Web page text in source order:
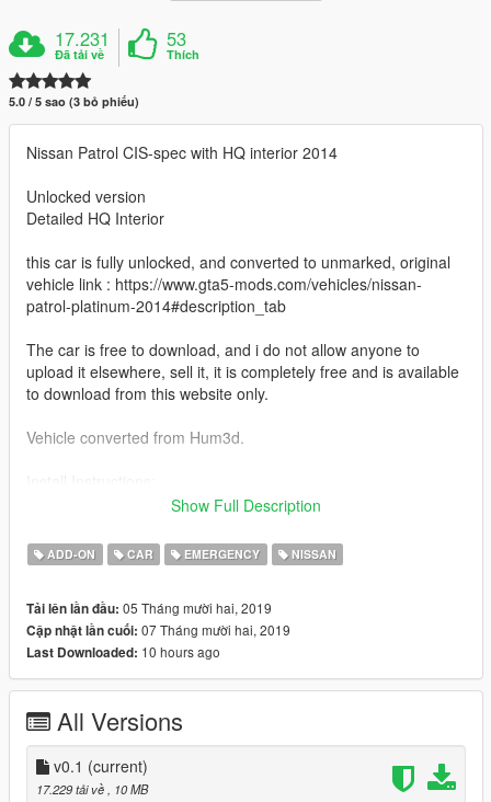
17.231
Đã tải về
53
Thích
5.0 / 5 sao (3 bỏ phiếu)
Nissan Patrol CIS-spec with HQ interior 2014
Unlocked version
Detailed HQ Interior
this car is fully unlocked, and converted to unmarked, original
vehicle link : https://www.gta5-mods.com/vehicles/nissan-
patrol-platinum-2014#description_tab
The car is free to download, and i do not allow anyone to
upload it elsewhere, sell it, it is completely free and is available
to download from this website only.
Vehicle converted from Hum3d.
replace fbi2.ytd , fbi2.ytf , fbi2_hi.ytf
x64e/levels/gta5/vehicles
Show Full Description
ADD-ON CAR EMERGENCY NISSAN
Tải lên lần đầu: 05 Tháng mười hai, 2019
Cập nhật lần cuối: 07 Tháng mười hai, 2019
Last Downloaded: 10 hours ago
All Versions
v0.1 (current)
17.229 tải về, 10 MB